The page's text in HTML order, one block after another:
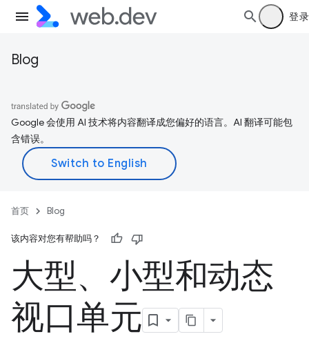
登录
Blog
Google 会使用 AI 技术将内容翻译成您偏好的语言。AI 翻译可能包
含错误。
首页 Blog
该内容对您有帮助吗？
大型、小型和动态
视口单元